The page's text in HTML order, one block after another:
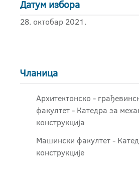
Датум избора
28. октобар 2021.
Чланица
Архитектонско -
факултет - Катедра за
конструкција
Машински факултет -
конструкције